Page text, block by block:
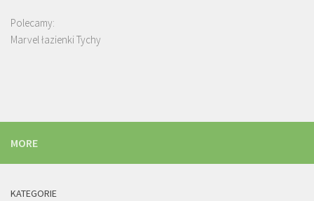
Polecamy:
Marvel łazienki Tychy
MORE
KATEGORIE